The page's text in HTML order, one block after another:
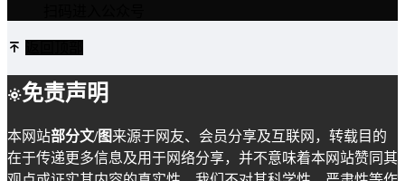
免责声明
本网站部分文/图来源于网友、会员分享及互联网，转载目的
在于传递更多信息及用于网络分享，并不意味着本网站赞同其